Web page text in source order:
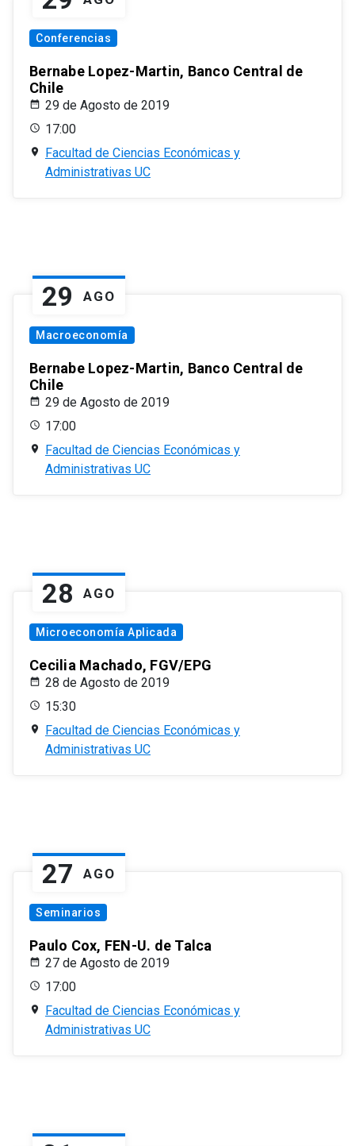
Conferencias
Bernabe Lopez-Martin, Banco Central de
Chile
29 de Agosto de 2019
17:00
Facultad de Ciencias Económicas y
Administrativas UC
29 AGO
Macroeconomía
Bernabe Lopez-Martin, Banco Central de
Chile
29 de Agosto de 2019
17:00
Facultad de Ciencias Económicas y
Administrativas UC
28 AGO
Microeconomía Aplicada
Cecilia Machado, FGV/EPG
28 de Agosto de 2019
15:30
Facultad de Ciencias Económicas y
Administrativas UC
27 AGO
Seminarios
Paulo Cox, FEN-U. de Talca
27 de Agosto de 2019
17:00
Facultad de Ciencias Económicas y
Administrativas UC